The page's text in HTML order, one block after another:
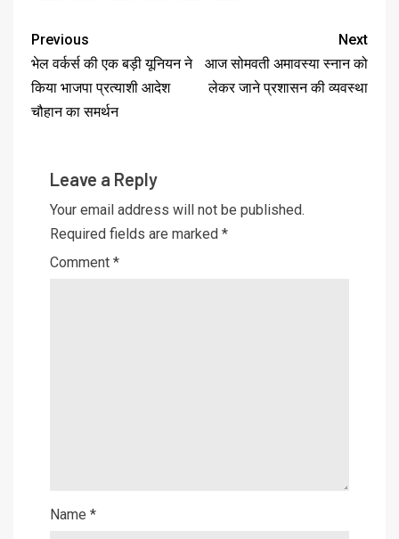
Previous
भेल वर्कर्स की एक बड़ी यूनियन ने
किया भाजपा प्रत्याशी आदेश
चौहान का समर्थन
Next
आज सोमवती अमावस्या स्नान को
लेकर जाने प्रशासन की व्यवस्था
Leave a Reply
Your email address will not be published.
Required fields are marked *
Comment *
Name *